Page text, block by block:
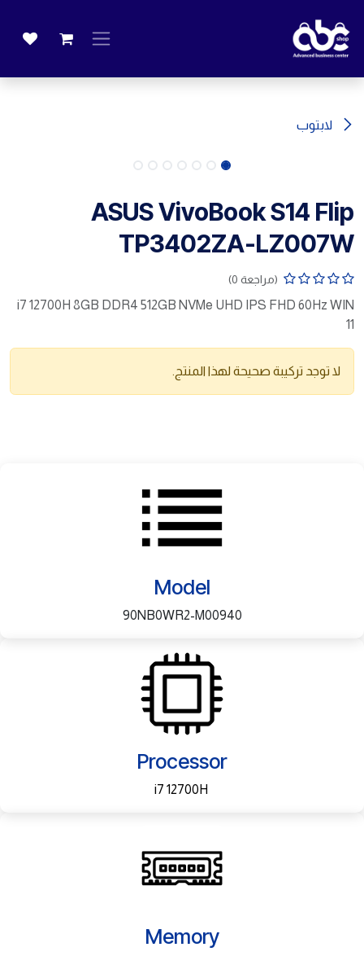
لابتوب
ASUS VivoBook S14 Flip
TP3402ZA-LZ007W
(مراجعة 0)
i7 12700H 8GB DDR4 512GB NVMe UHD IPS FHD 60Hz WIN
11
لا توجد تركيبة صحيحة لهذا المنتج.
Model
90NB0WR2-M00940
Processor
i7 12700H
Memory